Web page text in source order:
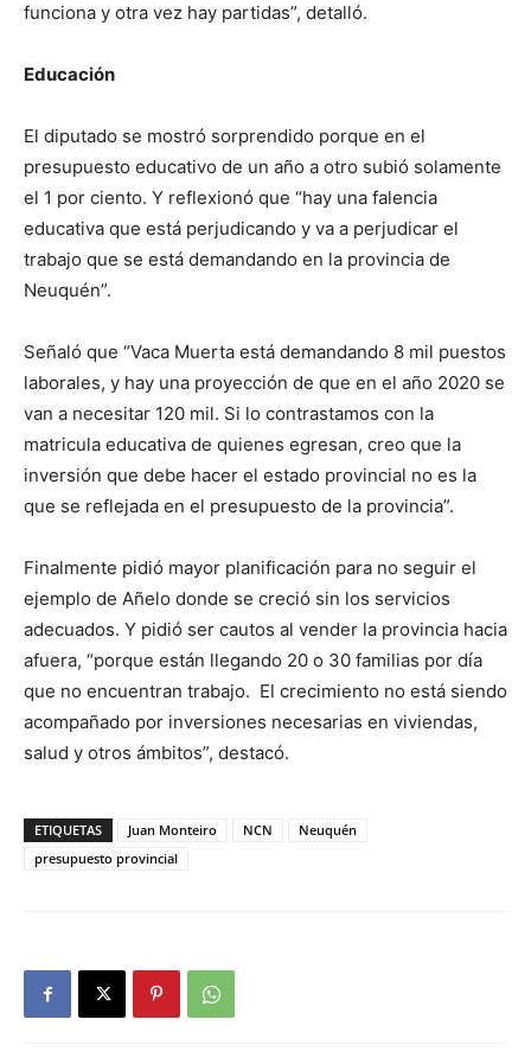
funciona y otra vez hay partidas”, detalló.
Educación
El diputado se mostró sorprendido porque en el
presupuesto educativo de un año a otro subió solamente
el 1 por ciento. Y reflexionó que “hay una falencia
educativa que está perjudicando y va a perjudicar el
trabajo que se está demandando en la provincia de
Neuquén”.
Señaló que “Vaca Muerta está demandando 8 mil puestos
laborales, y hay una proyección de que en el año 2020 se
van a necesitar 120 mil. Si lo contrastamos con la
matricula educativa de quienes egresan, creo que la
inversión que debe hacer el estado provincial no es la
que se reflejada en el presupuesto de la provincia”.
Finalmente pidió mayor planificación para no seguir el
ejemplo de Añelo donde se creció sin los servicios
adecuados. Y pidió ser cautos al vender la provincia hacia
afuera, “porque están llegando 20 o 30 familias por día
que no encuentran trabajo. El crecimiento no está siendo
acompañado por inversiones necesarias en viviendas,
salud y otros ámbitos”, destacó.
ETIQUETAS Juan Monteiro NCN
Neuquén
presupuesto provincial